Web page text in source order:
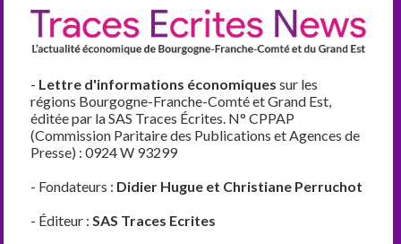
- Lettre d'informations économiques sur les
régions Bourgogne-Franche-Comté et Grand Est,
éditée par la SAS Traces Écrites. N° CPPAP
(Commission Paritaire des Publications et Agences de
Presse) : 0924 W 93299
- Fondateurs : Didier Hugue et Christiane Perruchot
- Éditeur :SAS Traces Ecrites